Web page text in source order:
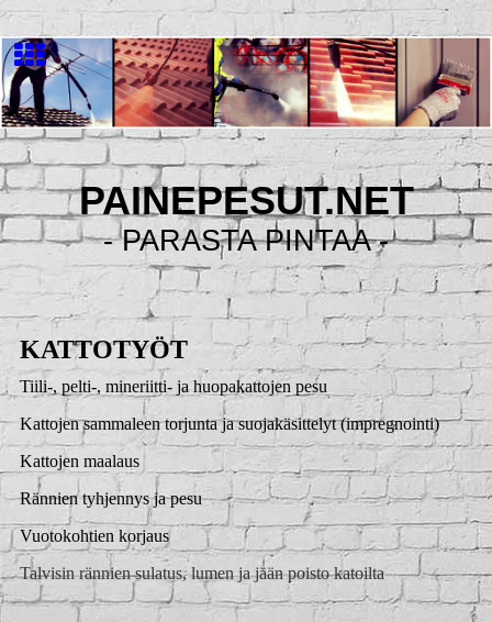
PAINEPESUT.NET
- PARASTA PINTAA -
KATTOTYÖT
Tiili-, pelti-, mineriitti- ja huopakattojen pesu
Kattojen sammaleen torjunta ja suojakäsittelyt (impregnointi)
Kattojen maalaus
Rännien tyhjennys ja pesu
Vuotokohtien korjaus
Talvisin rännien sulatus, lumen ja jään poisto katoilta